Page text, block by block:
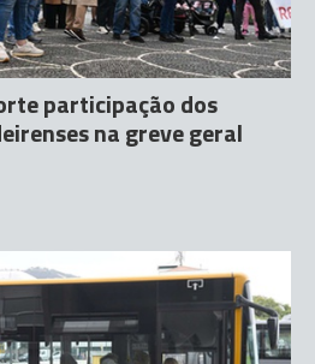
participação dos
na greve geral